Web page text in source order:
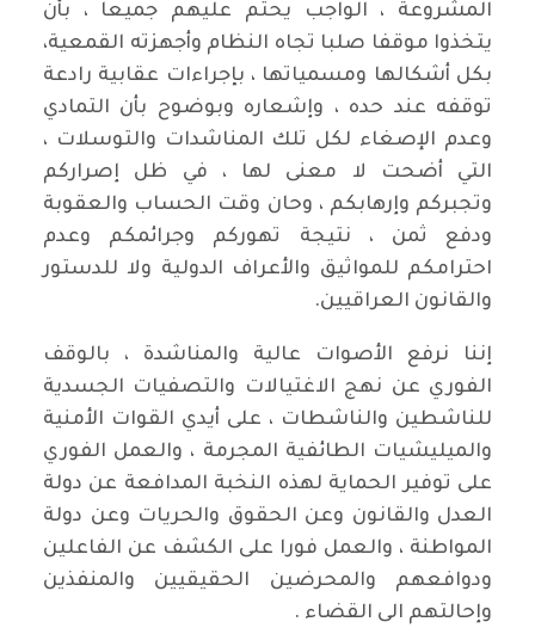
المشروعة ، الواجب يحتم عليهم جميعا ، بأن
يتخذوا موقفا صلبا تجاه النظام وأجهزته القمعية،
بكل أشكالها ومسمياتها ، بإجراءات عقابية رادعة
توقفه عند حده ، وإشعاره وبوضوح بأن التمادي
وعدم الإصغاء لكل تلك المناشدات والتوسلات ،
التي أضحت لا معنى لها ، في ظل إصراركم
وتجبركم وإرهابكم ، وحان وقت الحساب والعقوبة
ودفع ثمن ، نتيجة تهوركم وجرائمكم وعدم
احترامكم للمواثيق والأعراف الدولية ولا للدستور
والقانون العراقيين.
إننا نرفع الأصوات عالية والمناشدة ، بالوقف
الفوري عن نهج الاغتيالات والتصفيات الجسدية
للناشطين والناشطات ، على أيدي القوات الأمنية
والميليشيات الطائفية المجرمة ، والعمل الفوري
على توفير الحماية لهذه النخبة المدافعة عن دولة
العدل والقانون وعن الحقوق والحريات وعن دولة
المواطنة ، والعمل فورا على الكشف عن الفاعلين
ودوافعهم والمحرضين الحقيقيين والمنفذين
وإحالتهم الى القضاء .